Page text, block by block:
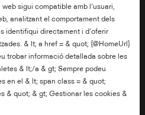
sigui compatible amb l’usuari,
analitzant el comportament dels
identifiqui directament i d’oferir
& lt; a href = & quot; {@HomeUrl}
trobar informació detallada sobre les
& lt;/a & gt; Sempre podeu
en el & lt; span class = & quot;
& quot; & gt; Gestionar les cookies &